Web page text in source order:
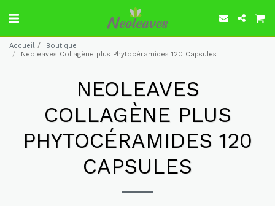
Accueil
Boutique
Neoleaves Collagène plus Phytocéramides 120 Capsules
NEOLEAVES
COLLAGÈNE PLUS
PHYTOCÉRAMIDES 120
CAPSULES